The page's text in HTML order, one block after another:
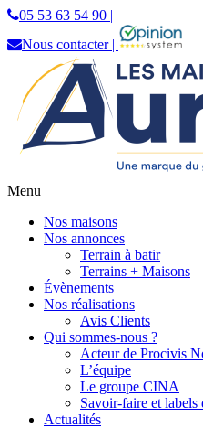
05 53 63 54 90 |
Nous contacter |
Les Maisons Aura
Constructeur de
Dordogne
Menu
Nos maisons
Nos annonces
Terrain à batir
Terrains + Maisons
Évènements
Nos réalisations
Avis Clients
Qui sommes-nous ?
Acteur de Procivis
L’équipe
Le groupe CINA
Savoir-faire et labels
Actualités